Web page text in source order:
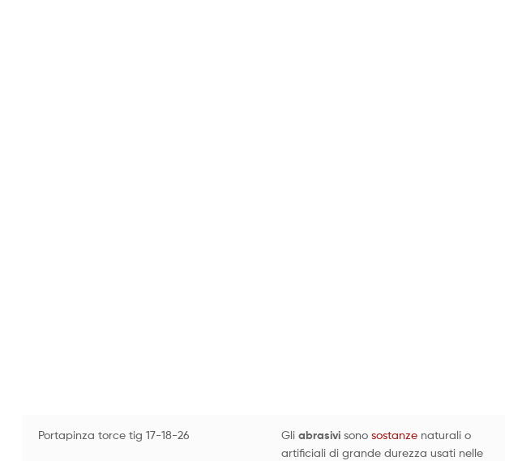
Portapinza torce tig 17-18-26 Gli abrasivisono sostanzenaturali o
artificiali di grande durezza usati nelle